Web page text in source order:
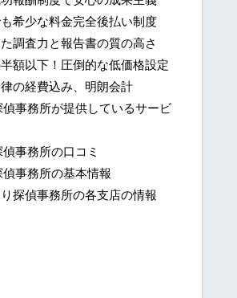
希少な料金完全後払い制度
調査力と報告書の質の高さ
額以下！圧倒的な低価格設定
の経費込み、明朗会計
事務所が提供しているサービ
事務所の口コミ
事務所の基本情報
探偵事務所の各支店の情報